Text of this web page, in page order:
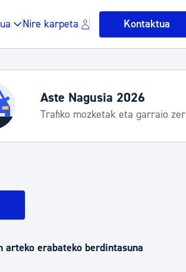
Nire karpeta Kontaktua
Gune publikoa, hondakinak eta ingurumena
Aste Nagusia 2026
Trafiko mozketak eta garraio
arteko erabateko berdintasuna